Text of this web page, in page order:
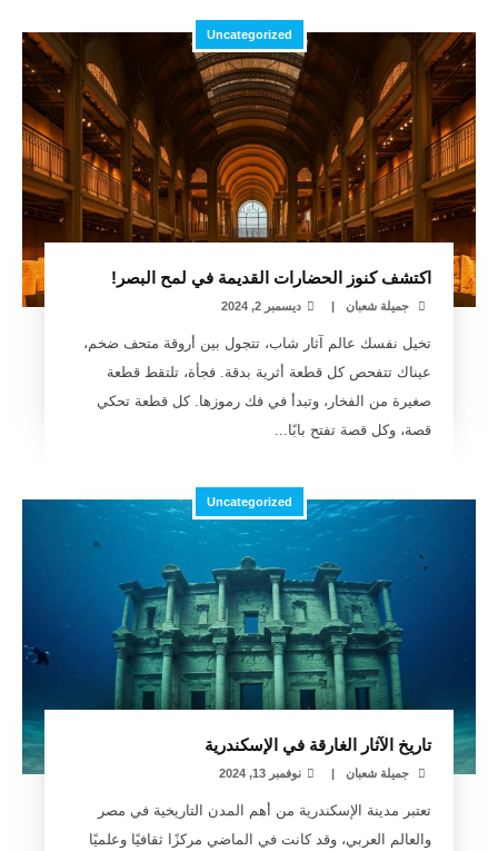
Uncategorized
اكتشف كنوز الحضارات القديمة في لمح البصر!
جميلة شعبان | ديسمبر 2, 2024
تخيل نفسك عالم آثار شاب، تتجول بين أروقة متحف ضخم،
عيناك تتفحص كل قطعة أثرية بدقة. فجأة، تلتقط قطعة
صغيرة من الفخار، وتبدأ في فك رموزها. كل قطعة تحكي
قصة، وكل قصة تفتح بابًا...
Uncategorized
تاريخ الآثار الغارقة في الإسكندرية
جميلة شعبان | نوفمبر 13, 2024
تعتبر مدينة الإسكندرية من أهم المدن التاريخية في مصر
والعالم العربي، وقد كانت في الماضي مركزًا ثقافيًا وعلميًا